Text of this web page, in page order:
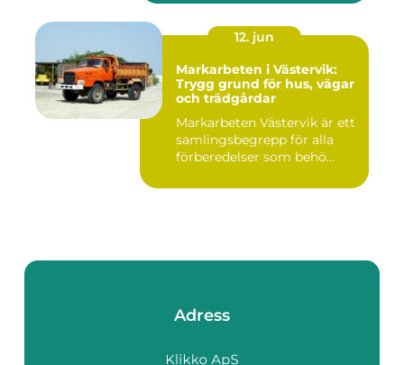
12. jun
Markarbeten i Västervik:
Trygg grund för hus, vägar
och trädgårdar
Markarbeten Västervik är ett
samlingsbegrepp för alla
förberedelser som behö...
Adress